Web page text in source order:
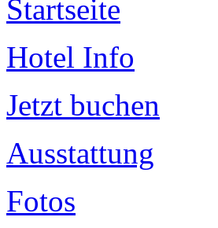
Startseite
Hotel Info
Jetzt buchen
Ausstattung
Fotos